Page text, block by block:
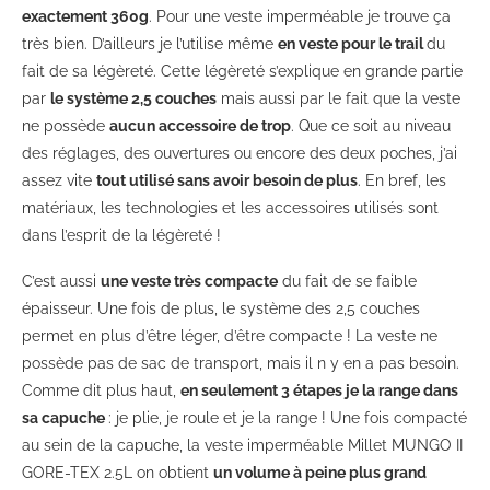
exactement 360g. Pour une veste imperméable je trouve ça
très bien. D’ailleurs je l’utilise même en veste pour le traildu
fait de sa légèreté. Cette légèreté s’explique en grande partie
par le système 2,5 couches mais aussi par le fait que la veste
ne possède aucun accessoire de trop. Que ce soit au niveau
des réglages, des ouvertures ou encore des deux poches, j’ai
assez vite tout utilisé sans avoir besoin de plus. En bref, les
matériaux, les technologies et les accessoires utilisés sont
dans l’esprit de la légèreté !
C’est aussi une veste très compacte du fait de se faible
épaisseur. Une fois de plus, le système des 2,5 couches
permet en plus d’être léger, d’être compacte ! La veste ne
possède pas de sac de transport, mais il n y en a pas besoin.
Comme dit plus haut, en seulement 3 étapes je la range dans
sa capuche : je plie, je roule et je la range ! Une fois compacté
au sein de la capuche, la veste imperméable Millet MUNGO II
GORE-TEX 2.5L on obtient un volume à peine plus grand